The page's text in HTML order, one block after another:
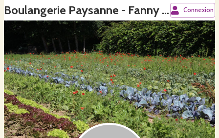
Boulangerie Paysanne - Fanny Borione Connexion